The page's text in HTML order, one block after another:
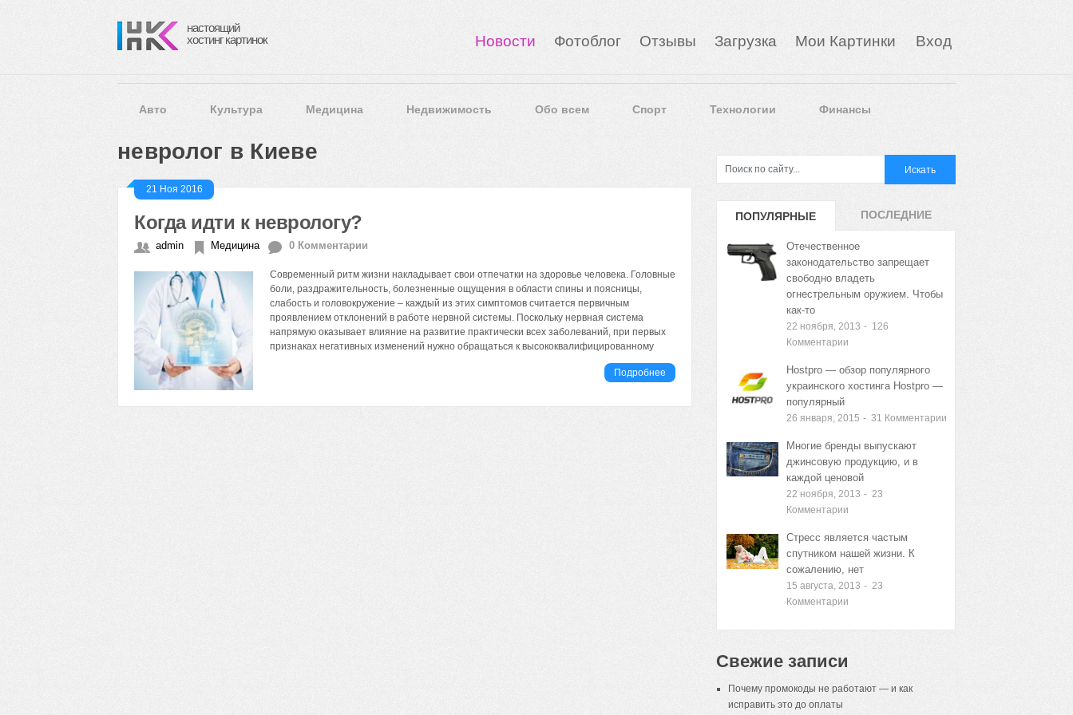
настоящий
хостинг картинок
Новости Фотоблог Отзывы Загрузка Мои Картинки Вход
Авто Культура Медицина Недвижимость Обо всем Спорт Технологии Финансы
невролог в Киеве
21 Ноя 2016
Когда идти к неврологу?
admin Медицина 0 Комментарии
Современный ритм жизни накладывает свои отпечатки на здоровье человека. Головные
боли, раздражительность, болезненные ощущения в области спины и поясницы,
слабость и головокружение – каждый из этих симптомов считается первичным
проявлением отклонений в работе нервной системы. Поскольку нервная система
напрямую оказывает влияние на развитие практически всех заболеваний, при первых
признаках негативных изменений нужно обращаться к высококвалифицированному
Подробнее
ПОПУЛЯРНЫЕ
ЗАПИСИ
ПОСЛЕДНИЕ
Отечественное
законодательство запрещает
свободно владеть
огнестрельным оружием. Чтобы
как-то
22 ноября, 2013 - 126
Комментарии
Hostpro — обзор популярного
украинского хостинга Hostpro —
популярный
26 января, 2015 - 31 Комментарии
Многие бренды выпускают
джинсовую продукцию, и в
каждой ценовой
22 ноября, 2013 - 23
Комментарии
Стресс является частым
спутником нашей жизни. К
сожалению, нет
15 августа, 2013 - 23
Комментарии
Свежие записи
Почему промокоды не работают — и как
исправить это до оплаты